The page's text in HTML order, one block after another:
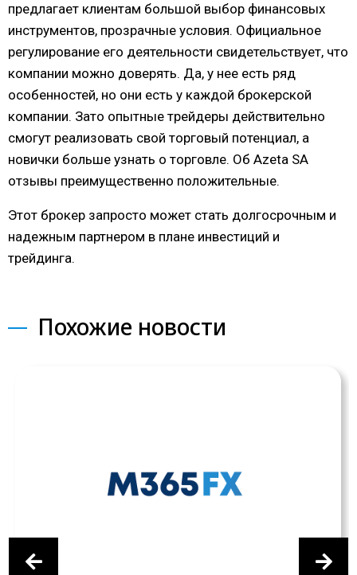
предлагает клиентам большой выбор финансовых
инструментов, прозрачные условия. Официальное
регулирование его деятельности свидетельствует, что
компании можно доверять. Да, у нее есть ряд
особенностей, но они есть у каждой брокерской
компании. Зато опытные трейдеры действительно
смогут реализовать свой торговый потенциал, а
новички больше узнать о торговле. Об Azeta SA
отзывы преимущественно положительные.
Этот брокер запросто может стать долгосрочным и
надежным партнером в плане инвестиций и
трейдинга.
Похожие новости